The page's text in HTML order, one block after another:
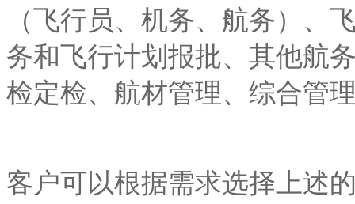
（飞行员、机务、航务）、
务和飞行计划报批、其他航
检定检、航材管理、综合管
客户可以根据需求选择上述